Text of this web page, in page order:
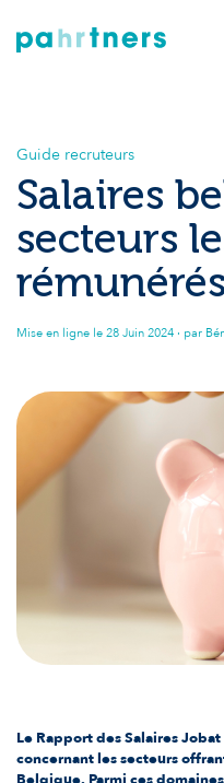
Guide recruteurs
Salaires
secteurs
rémunérés
Mise en ligne le 28 Juin 2024 · par
Le Rapport des Salaires
concernant les secteurs